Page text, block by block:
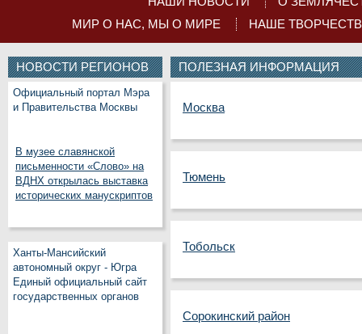
МИР О НАС, МЫ О МИРЕ
НАШЕ
НОВОСТИ РЕГИОНОВ
Официальный портал Мэра
и Правительства Москвы
В музее славянской
письменности «Слово» на
ВДНХ открылась выставка
исторических манускриптов
Ханты-Мансийский
автономный округ - Югра
Единый официальный сайт
государственных органов
ПОЛЕЗНАЯ ИНФОРМАЦИЯ
Москва
Тюмень
Тобольск
Сорокинский район